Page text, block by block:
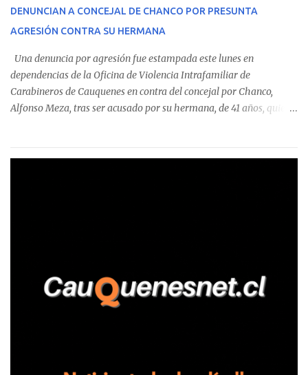
corresponde a un funcionario de la Municipalidad de Chanco,
detectaron incumplimientos a la normativa vigente. El informe
precisa que la mayor cantidad de dinero apostado se registró en
Talca, donde...
DENUNCIAN A CONCEJAL DE CHANCO POR PRESUNTA
AGRESIÓN CONTRA SU HERMANA
Una denuncia por agresión fue estampada este lunes en
dependencias de la Oficina de Violencia Intrafamiliar de
Carabineros de Cauquenes en contra del concejal por Chanco,
Alfonso Meza, tras ser acusado por su hermana, de 41 años, quien
relató que los hechos ocurrieron cerca de las 11:30 horas en el
trabajadores, el edil descendió del vehículo y, en medio de la
confrontación, la habría tomado de los hombros, empujado al
suelo y agredido con golpes de pies y manos, mientr...